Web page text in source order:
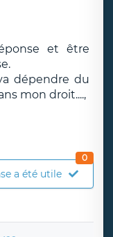
et être
dépendre du
mon droit....,
a été utile
0